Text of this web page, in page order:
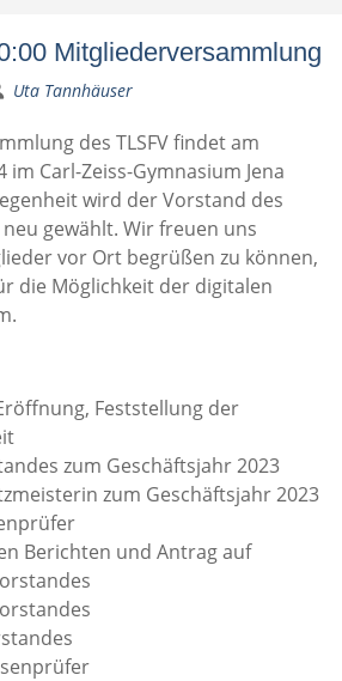
Mitgliederversammlung
Uta Tannhäuser
des TLSFV findet am
im Carl-Zeiss-Gymnasium Jena
wird der Vorstand des
gewählt. Wir freuen uns
vor Ort begrüßen zu können,
die Möglichkeit der digitalen
Feststellung der
zum Geschäftsjahr 2023
zum Geschäftsjahr 2023
Berichten und Antrag auf